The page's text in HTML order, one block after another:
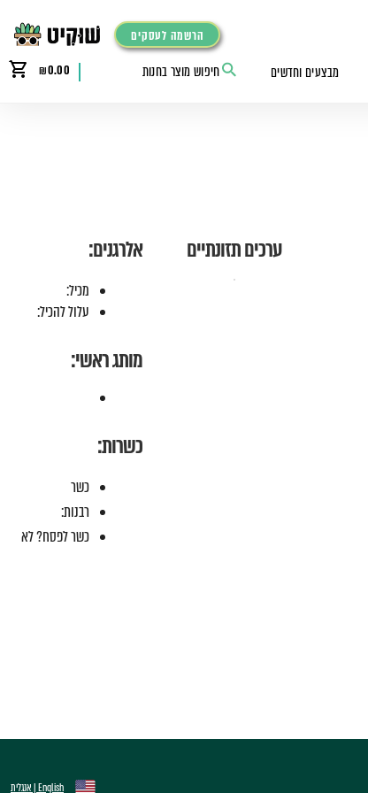
הרשמה לעסקים
מבצעים וחדשים ₪0.00
ערכים תזונתיים אלרגנים:
מכיל:
עלול להכיל:
מותג ראשי:
כשרות:
כשר
רבנות:
כשר לפסח? לא
English | אנגלית